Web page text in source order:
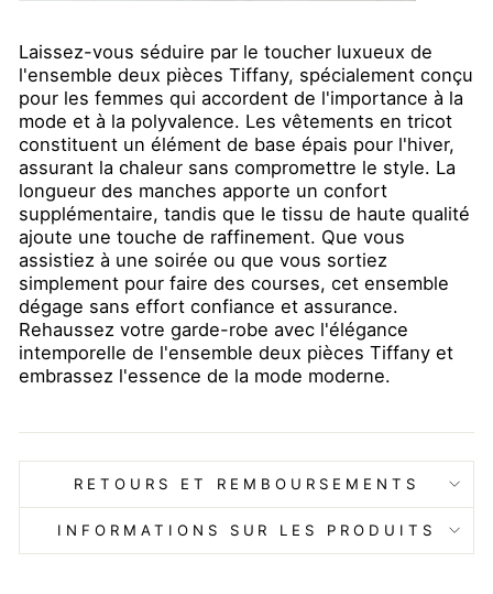
Laissez-vous séduire par le toucher luxueux de
l'ensemble deux pièces Tiffany, spécialement conçu
pour les femmes qui accordent de l'importance à la
mode et à la polyvalence. Les vêtements en tricot
constituent un élément de base épais pour l'hiver,
assurant la chaleur sans compromettre le style. La
longueur des manches apporte un confort
supplémentaire, tandis que le tissu de haute qualité
ajoute une touche de raffinement. Que vous
assistiez à une soirée ou que vous sortiez
simplement pour faire des courses, cet ensemble
dégage sans effort confiance et assurance.
Rehaussez votre garde-robe avec l'élégance
intemporelle de l'ensemble deux pièces Tiffany et
embrassez l'essence de la mode moderne.
RETOURS ET REMBOURSEMENTS
INFORMATIONS SUR LES PRODUITS